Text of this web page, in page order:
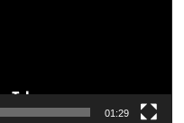
01:29